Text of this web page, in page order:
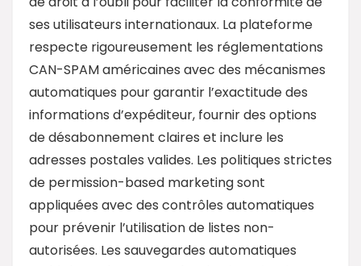
ses utilisateurs internationaux. La plateforme
respecte rigoureusement les réglementations
CAN-SPAM américaines avec des mécanismes
automatiques pour garantir l’exactitude des
informations d’expéditeur, fournir des options
de désabonnement claires et inclure les
adresses postales valides. Les politiques strictes
de permission-based marketing sont
appliquées avec des contrôles automatiques
pour prévenir l’utilisation de listes non-
autorisées. Les sauvegardes automatiques